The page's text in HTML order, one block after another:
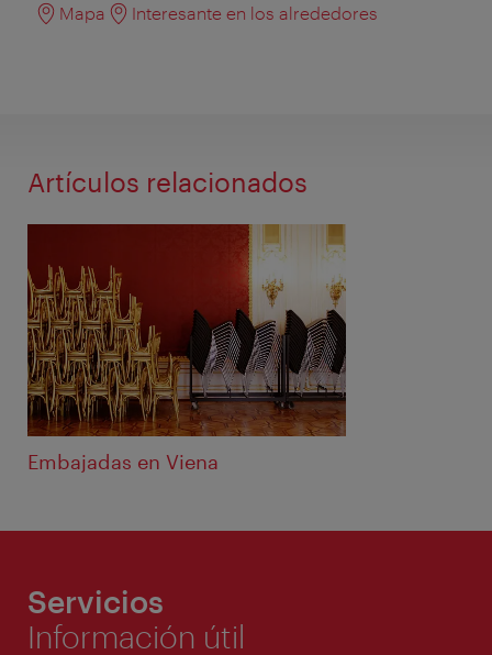
Mapa
Interesante en los alrededores
Artículos relacionados
Embajadas en Viena
Servicios
Información útil